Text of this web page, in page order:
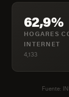
62,9%
HOGARES
INTERNET
4,133
Fuente: